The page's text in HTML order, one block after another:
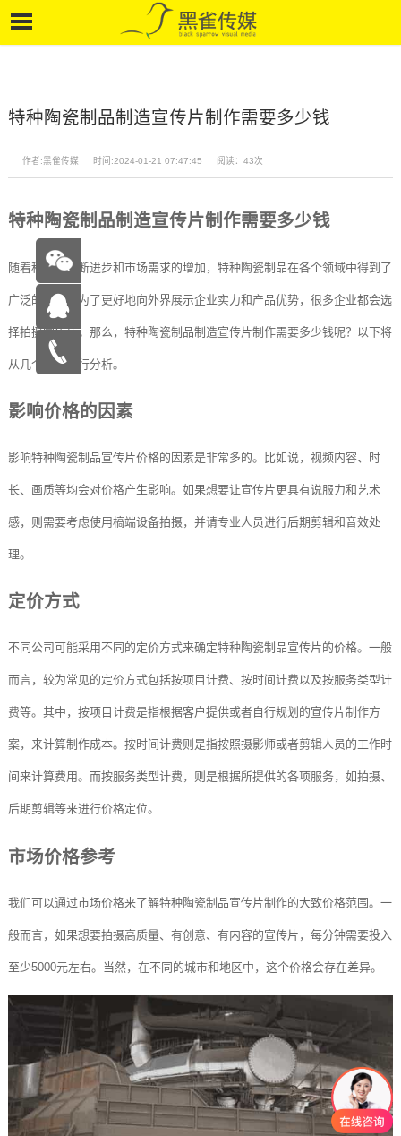
特种陶瓷制品制造宣传片制作需要多少钱
作者:黑雀传媒 时间:2024-01-21 07:47:45 阅读：43次
特种陶瓷制品制造宣传片制作需要多少钱
随着科技的不断进步和市场需求的增加，特种陶瓷制品在各个领域中得到了
广泛的应用。为了更好地向外界展示企业实力和产品优势，很多企业都会选
择拍摄宣传片。那么，特种陶瓷制品制造宣传片制作需要多少钱呢？以下将
从几个方面进行分析。
影响价格的因素
影响特种陶瓷制品宣传片价格的因素是非常多的。比如说，视频内容、时
长、画质等均会对价格产生影响。如果想要让宣传片更具有说服力和艺术
感，则需要考虑使用槁端设备拍摄，并请专业人员进行后期剪辑和音效处
理。
定价方式
不同公司可能采用不同的定价方式来确定特种陶瓷制品宣传片的价格。一般
而言，较为常见的定价方式包括按项目计费、按时间计费以及按服务类型计
费等。其中，按项目计费是指根据客户提供或者自行规划的宣传片制作方
案，来计算制作成本。按时间计费则是指按照摄影师或者剪辑人员的工作时
间来计算费用。而按服务类型计费，则是根据所提供的各项服务，如拍摄、
后期剪辑等来进行价格定位。
市场价格参考
我们可以通过市场价格来了解特种陶瓷制品宣传片制作的大致价格范围。一
般而言，如果想要拍摄高质量、有创意、有内容的宣传片，每分钟需要投入
至少5000元左右。当然，在不同的城市和地区中，这个价格会存在差异。
在线咨